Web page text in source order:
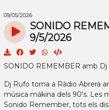
09/05/2026
SONIDO
9/5/2026
SONIDO REMEMBER amb Dj
Dj Rufo torna a Ràdio Abrera
música màkina dels 90's. Les
Sonido Remember, tots els